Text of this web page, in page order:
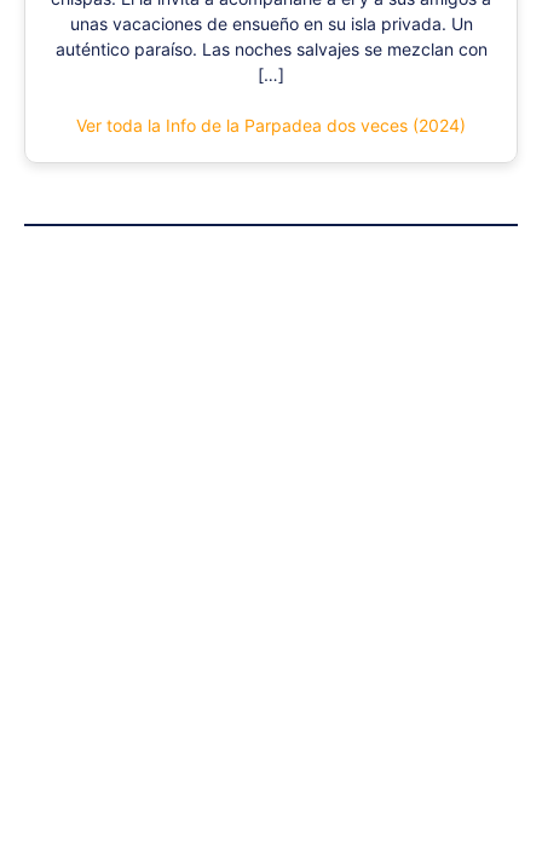
unas vacaciones de ensueño en su isla privada. Un
auténtico paraíso. Las noches salvajes se mezclan con
[…]
Ver toda la Info de la Parpadea dos veces (2024)